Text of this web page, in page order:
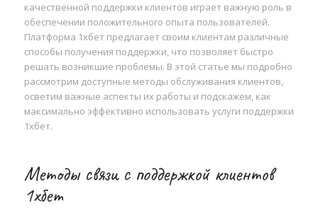
качественной поддержки клиентов играет важную роль в
обеспечении положительного опыта пользователей.
Платформа 1хбет предлагает своим клиентам различные
способы получения поддержки, что позволяет быстро
решать возникшие проблемы. В этой статье мы подробно
рассмотрим доступные методы обслуживания клиентов,
осветим важные аспекты их работы и подскажем, как
максимально эффективно использовать услуги поддержки
1хбет.
Методы связи с поддержкой клиентов
1хбет